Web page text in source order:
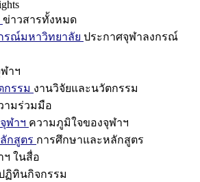
ข่าวสารทั้งหมด
รณ์มหาวิทยาลัย ประกาศจุฬาลงกรณ์
าฯ
กรรม งานวิจัยและนวัตกรรม
ามร่วมมือ
ฬาฯ ความภูมิใจของจุฬาฯ
กสูตร การศึกษาและหลักสูตร
ฯ ในสื่อ
ฏิทินกิจกรรม